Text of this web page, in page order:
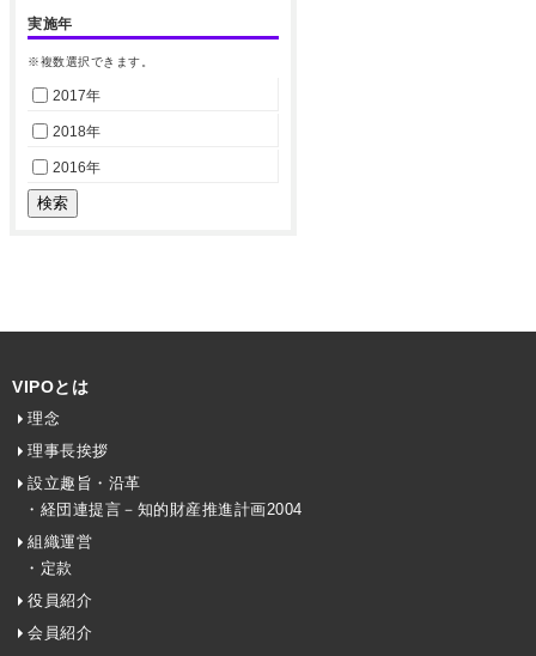
実施年
※複数選択できます。
2017年
2018年
2016年
VIPOとは
理念
理事長挨拶
設立趣旨・沿革
・経団連提言－知的財産推進計画2004
組織運営
・定款
役員紹介
会員紹介